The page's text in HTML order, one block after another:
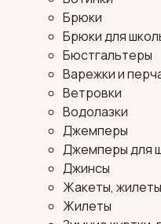
Брюки
Брюки для
Бюстгальтеры
Варежки и
Ветровки
Водолазки
Джемперы
Джемперы для
Джинсы
Жакеты, жилеты
Жилеты